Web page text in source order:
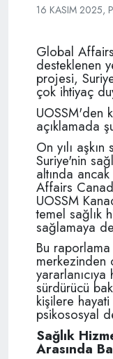
16 KASIM 2025,
Global
desteklenen
projesi,
çok ihtiyaç
UOSSM'den
açıklamada
On yılı
Suriye'nin
altında
Affairs
UOSSM
temel sağlık
sağlamaya
Bu
merkezinden
yararlanıcıya
sürdürücü
kişilere
psikososyal
Sağlık
Arasında